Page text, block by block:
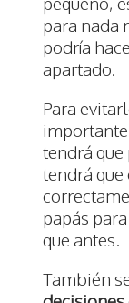
para nada
podría
apartado.
Para
tendrá que
tendrá
papás
que antes.
También